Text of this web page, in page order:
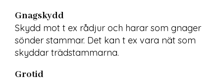
Gnagskydd
Skydd mot t ex rådjur och harar som gnager
sönder stammar. Det kan t ex vara nät som
skyddar trädstammarna.
Grotid